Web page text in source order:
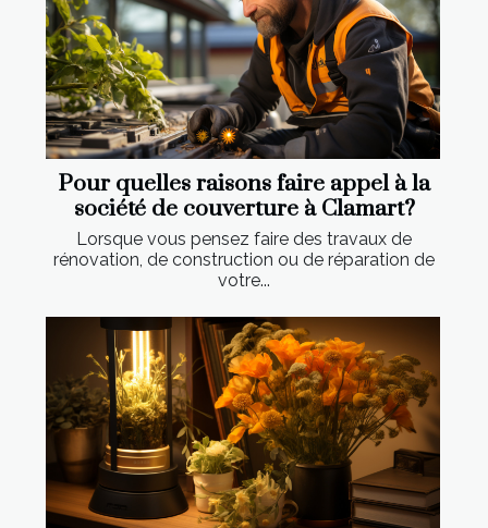
Pour quelles raisons faire appel à la
société de couverture à Clamart?
Lorsque vous pensez faire des travaux de
rénovation, de construction ou de réparation de
votre...